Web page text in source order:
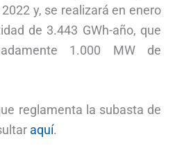
y, se realizará en enero
de 3.443 GWh-año, que
1.000 MW de
reglamenta la subasta de
aquí.